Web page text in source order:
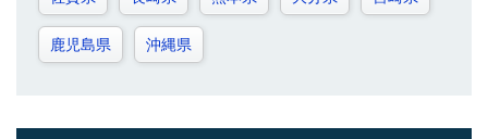
鹿児島県 沖縄県